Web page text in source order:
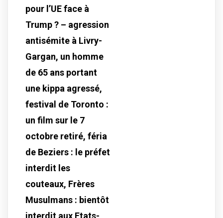
pour l’UE face à
Trump ? – agression
antisémite à Livry-
Gargan, un homme
de 65 ans portant
une kippa agressé,
festival de Toronto :
un film sur le 7
octobre retiré, féria
de Beziers : le préfet
interdit les
couteaux, Frères
Musulmans : bientôt
interdit aux Etats-